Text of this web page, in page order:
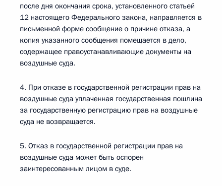
после дня окончания срока, установленного статьей
12 настоящего Федерального закона, направляется в
письменной форме сообщение о причине отказа, а
копия указанного сообщения помещается в дело,
содержащее правоустанавливающие документы на
воздушные суда.
4. При отказе в государственной регистрации прав на
воздушные суда уплаченная государственная пошлина
за государственную регистрацию прав на воздушные
суда не возвращается.
5. Отказ в государственной регистрации прав на
воздушные суда может быть оспорен
заинтересованным лицом в суде.